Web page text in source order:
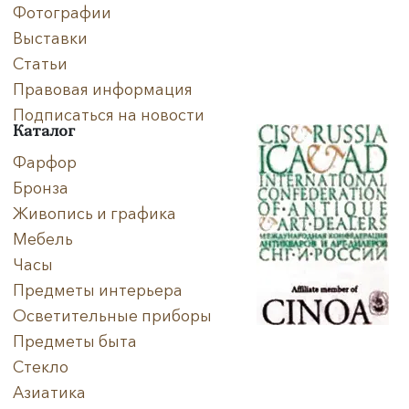
Фотографии
Выставки
Статьи
Правовая информация
Подписаться на новости
Каталог
Фарфор
Бронза
Живопись и графика
Мебель
Часы
Предметы интерьера
Осветительные приборы
Предметы быта
Стекло
Азиатика